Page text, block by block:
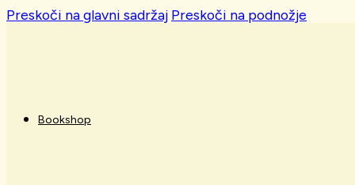
Preskoči na glavni sadržaj Preskoči na podnožje
Bookshop